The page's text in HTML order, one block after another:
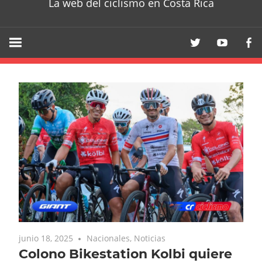
La web del ciclismo en Costa Rica
junio 18, 2025 Nacionales, Noticias
Colono Bikestation Kolbi quiere